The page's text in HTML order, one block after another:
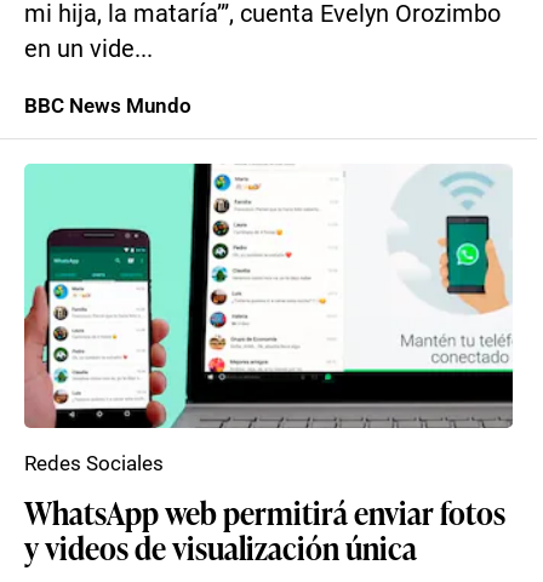
mi hija, la mataría’”, cuenta Evelyn Orozimbo
en un vide...
BBC News Mundo
WhatsApp web permitirá enviar fotos
y videos de visualización única
Redes Sociales